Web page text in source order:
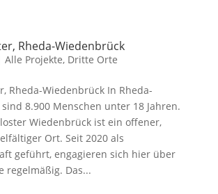
Rheda-Wiedenbrück
Alle Projekte, Dritte Orte
Rheda-Wiedenbrück In Rheda-
8.900 Menschen unter 18 Jahren.
Wiedenbrück ist ein offener,
Ort. Seit 2020 als
geführt, engagieren sich hier über
regelmäßig. Das...